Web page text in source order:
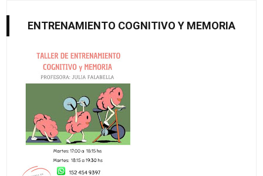
ENTRENAMIENTO COGNITIVO Y MEMORIA